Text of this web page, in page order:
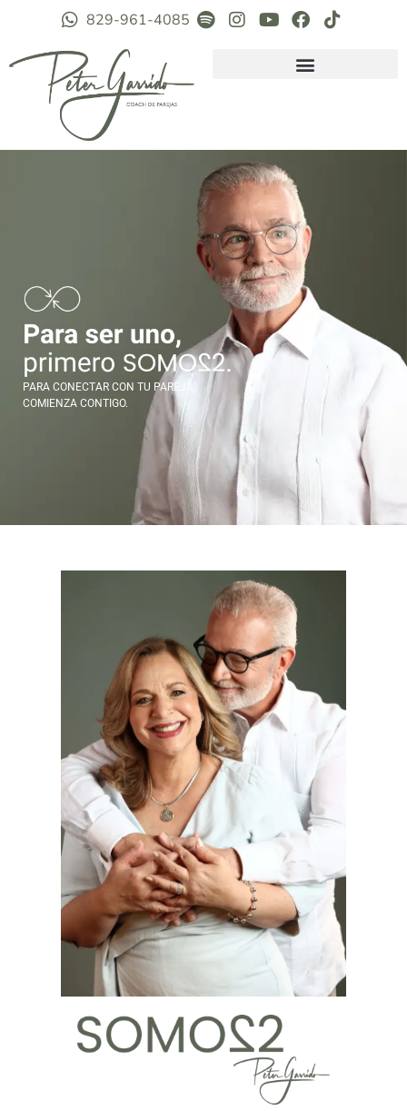
829-961-4085
PARA CONECTAR CON TU PAREJA,
COMIENZA CONTIGO.